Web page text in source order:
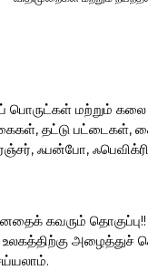
மற்றும்
தட்டு பட்டைகள்,
ஃபன்போ,
கவரும்
அழைத்துச்